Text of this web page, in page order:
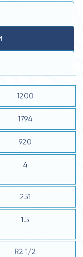
1200
1794
920
4
251
1.5
R2 1/2